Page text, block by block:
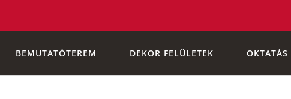
BEMUTATÓTEREM DEKOR FELÜLETEK OKTATÁS